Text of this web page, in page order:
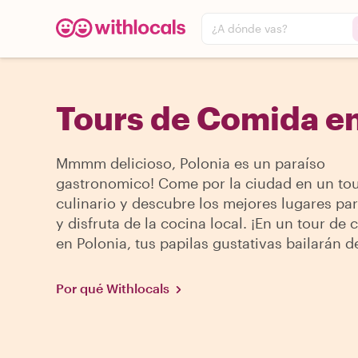
¿A dónde vas?
Tours de Comida
Mmmm delicioso, Polonia es un paraíso
gastronomico! Come por la ciudad en un
culinario y descubre los mejores lugares
y disfruta de la cocina local. ¡En un tour de
en Polonia, tus papilas gustativas bailarán
Por qué Withlocals